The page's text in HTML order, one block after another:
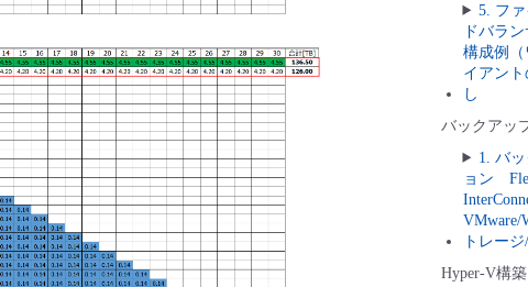
5. フ
ドバラ
構成例
イアン
し
バックアッ
1. バ
ョン
VMware/
トレー
Hyper-V構